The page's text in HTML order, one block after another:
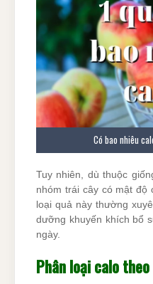
Có bao nhiêu
Tuy nhiên, dù thuộc
nhóm trái cây có mật
loại quả này thường
dưỡng khuyến khích bổ
ngày.
Phân loại calo